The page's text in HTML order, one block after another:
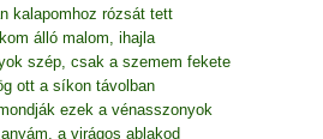
kalapomhoz rózsát tett
álló malom, ihajla
szép, csak a szemem fekete
ott a síkon távolban
ezek a vénasszonyok
a virágos ablakod